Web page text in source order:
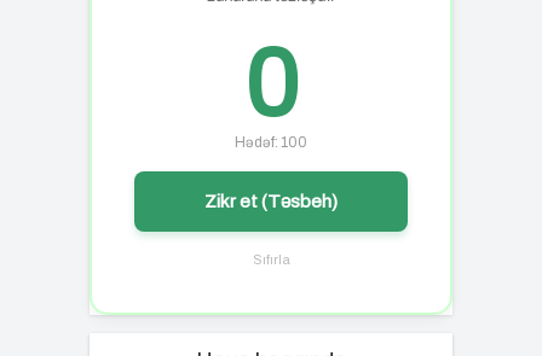
0
Hədəf: 100
Zikr et (Təsbeh)
Sıfırla